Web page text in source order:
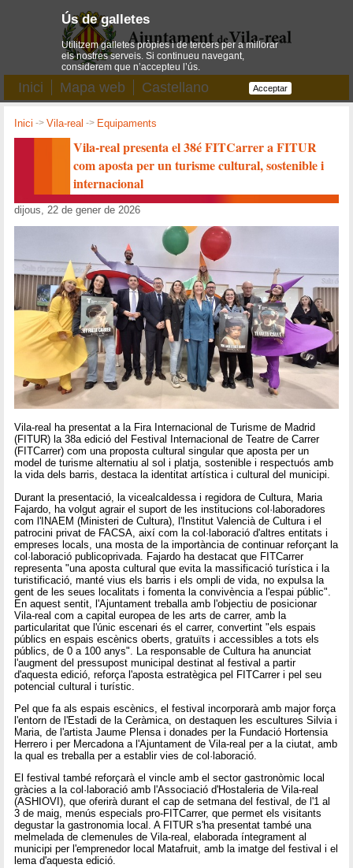
Inici Mapa web Castellano
Inici ->Vila-real -> Equipaments
Vila-real presenta el 38é FITCarrer a FITUR
com aposta per un turisme cultural, sostenible i
internacional
dijous, 22 de gener de 2026
Vila-real ha presentat a la Fira Internacional de Turisme de Madrid
(FITUR) la 38a edició del Festival Internacional de Teatre de Carrer
(FITCarrer) com una proposta cultural singular que aposta per un
model de turisme alternatiu al sol i platja, sostenible i respectuós amb
la vida dels barris, destaca la identitat artística i cultural del municipi.
Durant la presentació, la vicealcaldessa i regidora de Cultura, Maria
Fajardo, ha volgut agrair el suport de les institucions col·laboradores
com l'INAEM (Ministeri de Cultura), l'Institut Valencià de Cultura i el
patrocini privat de FACSA, així com la col·laboració d'altres entitats i
empreses locals, una mosta de la importància de continuar reforçant la
col·laboració publicoprivada. Fajardo ha destacat que FITCarrer
representa "una aposta cultural que evita la massificació turística i la
turistificació, manté vius els barris i els ompli de vida, no expulsa la
gent de les seues localitats i fomenta la convivència a l'espai públic".
En aquest sentit, l'Ajuntament treballa amb l'objectiu de posicionar
Vila-real com a capital europea de les arts de carrer, amb la
particularitat que l'únic escenari és el carrer, convertint "els espais
públics en espais escènics oberts, gratuïts i accessibles a tots els
públics, de 0 a 100 anys". La responsable de Cultura ha anunciat
l'augment del pressupost municipal destinat al festival a partir
d'aquesta edició, reforça l'aposta estratègica pel FITCarrer i pel seu
potencial cultural i turístic.
Pel que fa als espais escènics, el festival incorporarà amb major força
l'entorn de l'Estadi de la Ceràmica, on destaquen les escultures Silvia i
Maria, de l'artista Jaume Plensa i donades per la Fundació Hortensia
Herrero i per Mercadona a l'Ajuntament de Vila-real per a la ciutat, amb
la qual es treballa per a establir vies de col·laboració.
El festival també reforçarà el vincle amb el sector gastronòmic local
gràcies a la col·laboració amb l'Associació d'Hostaleria de Vila-real
(ASHIOVI), que oferirà durant el cap de setmana del festival, de l'1 al
3 de maig, menús especials pro-FITCarrer, que permet els visitants
degustar la gastronomia local. A FITUR s'ha presentat també una
melmelada de clemenules de Vila-real, elaborada íntegrament al
municipi per l'emprenedor local Matafruit, amb la imatge del festival i el
lema d'aquesta edició.
Ús de galletes
Utilitzem galletes pròpies i de tercers per a millorar
els nostres serveis. Si continueu navegant,
considerem que n’accepteu l’ús.
Acceptar